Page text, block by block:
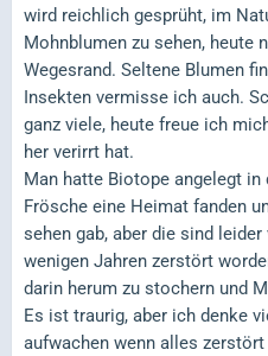
wird reichlich gesprüht, im
Mohnblumen zu sehen, heute
Wegesrand. Seltene Blumen
Insekten vermisse ich auch.
ganz viele, heute freue ich
her verirrt hat.
Man hatte Biotope angelegt in
Frösche eine Heimat fanden
sehen gab, aber die sind
wenigen Jahren zerstört
darin herum zu stochern und
Es ist traurig, aber ich denke
aufwachen wenn alles